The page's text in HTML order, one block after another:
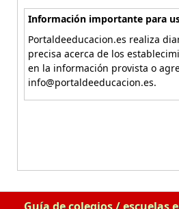
Información importante para
Portaldeeducacion.es realiza
precisa acerca de los
en la información provista o
info@portaldeeducacion.es.